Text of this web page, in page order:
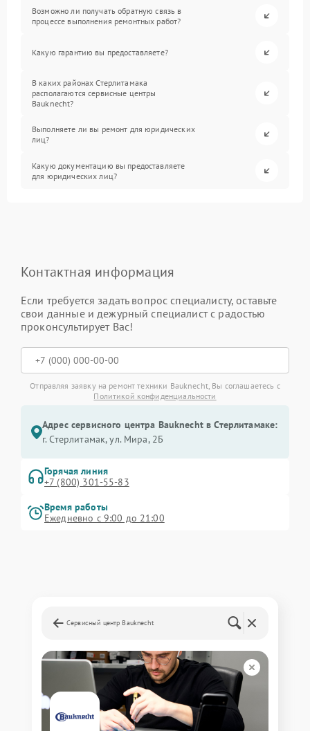
Возможно ли получать обратную связь в
процессе выполнения ремонтных работ?
Какую гарантию вы предоставляете?
В каких районах Стерлитамака
располагаются сервисные центры
Bauknecht?
Выполняете ли вы ремонт для юридических
лиц?
Какую документацию вы предоставляете
для юридических лиц?
Контактная информация
Если требуется задать вопрос специалисту, оставьте
свои данные и дежурный специалист с радостью
проконсультирует Вас!
Отправляя заявку на ремонт техники Bauknecht, Вы соглашаетесь с
Политикой конфиденциальности
Адрес сервисного центра Bauknecht в Стерлитамаке:
г. Стерлитамак, ул. Мира, 2Б
Горячая линия
+7 (800) 301-55-83
Время работы
Ежедневно с 9:00 до 21:00
Сервисный центр Bauknecht